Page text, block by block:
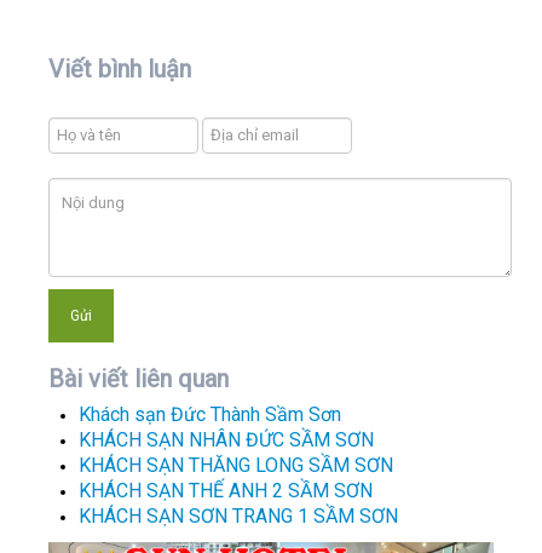
Viết bình luận
Bài viết liên quan
Khách sạn Đức Thành Sầm Sơn
KHÁCH SẠN NHÂN ĐỨC SẦM SƠN
KHÁCH SẠN THĂNG LONG SẦM SƠN
KHÁCH SẠN THẾ ANH 2 SẦM SƠN
KHÁCH SẠN SƠN TRANG 1 SẦM SƠN